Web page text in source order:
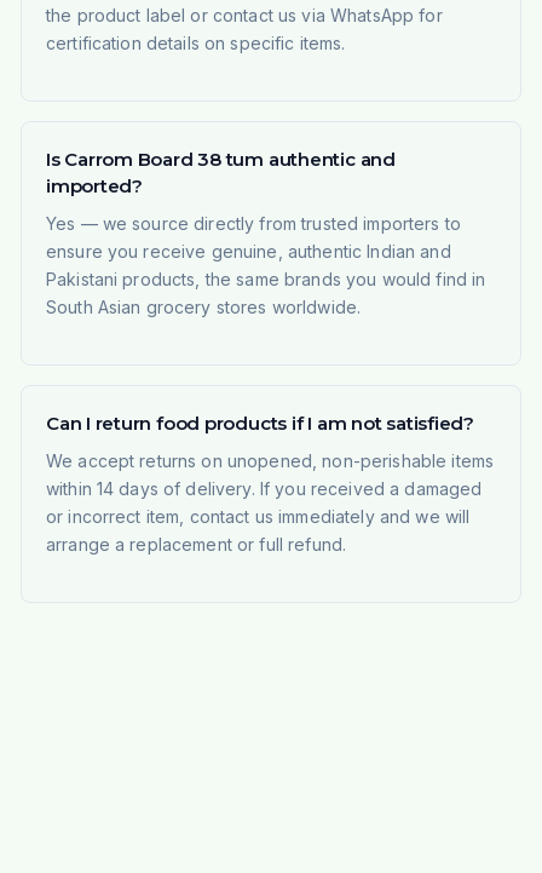
the product label or contact us via WhatsApp for
certification details on specific items.
Is Carrom Board 38 tum authentic and
imported?
Yes — we source directly from trusted importers to
ensure you receive genuine, authentic Indian and
Pakistani products, the same brands you would find in
South Asian grocery stores worldwide.
Can I return food products if I am not satisfied?
We accept returns on unopened, non-perishable items
within 14 days of delivery. If you received a damaged
or incorrect item, contact us immediately and we will
arrange a replacement or full refund.